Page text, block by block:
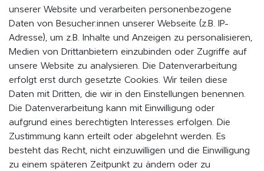
Cookie - Einstellungen
WERDE MITGLIED UND BLEIBE IMMER AUF DEM
LAUFENDEN
Indem Du auf „MITMACHEN“ klickst, erklärst du dich damit einverstanden,
als Mitglied vom EVENaBAG Newsletter, Neuheiten, Aktionen und
Werbeangebote zu erhalten.
Abonnieren
unserer Website und verarbeiten personenbezogene
Daten von Besucher:innen unserer Webseite (z.B. IP-
Adresse), um z.B. Inhalte und Anzeigen zu personalisieren,
Medien von Drittanbietern einzubinden oder Zugriffe auf
unsere Website zu analysieren. Die Datenverarbeitung
erfolgt erst durch gesetzte Cookies. Wir teilen diese
Daten mit Dritten, die wir in den Einstellungen benennen.
Die Datenverarbeitung kann mit Einwilligung oder
aufgrund eines berechtigten Interesses erfolgen. Die
Zustimmung kann erteilt oder abgelehnt werden. Es
besteht das Recht, nicht einzuwilligen und die Einwilligung
zu einem späteren Zeitpunkt zu ändern oder zu